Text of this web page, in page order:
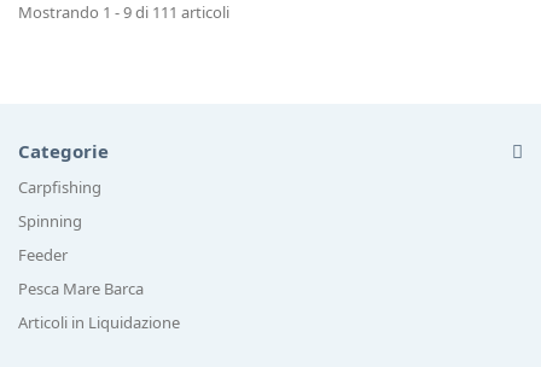
Mostrando 1 - 9 di 111 articoli
Categorie
Carpfishing
Spinning
Feeder
Pesca Mare Barca
Articoli in Liquidazione